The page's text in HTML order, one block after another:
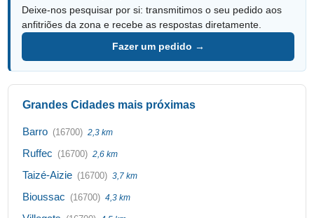
Deixe-nos pesquisar por si: transmitimos o seu pedido aos
anfitriões da zona e recebe as respostas diretamente.
Fazer um pedido →
Grandes Cidades mais próximas
Barro (16700) 2,3 km
Ruffec (16700) 2,6 km
Taizé-Aizie (16700) 3,7 km
Bioussac (16700) 4,3 km